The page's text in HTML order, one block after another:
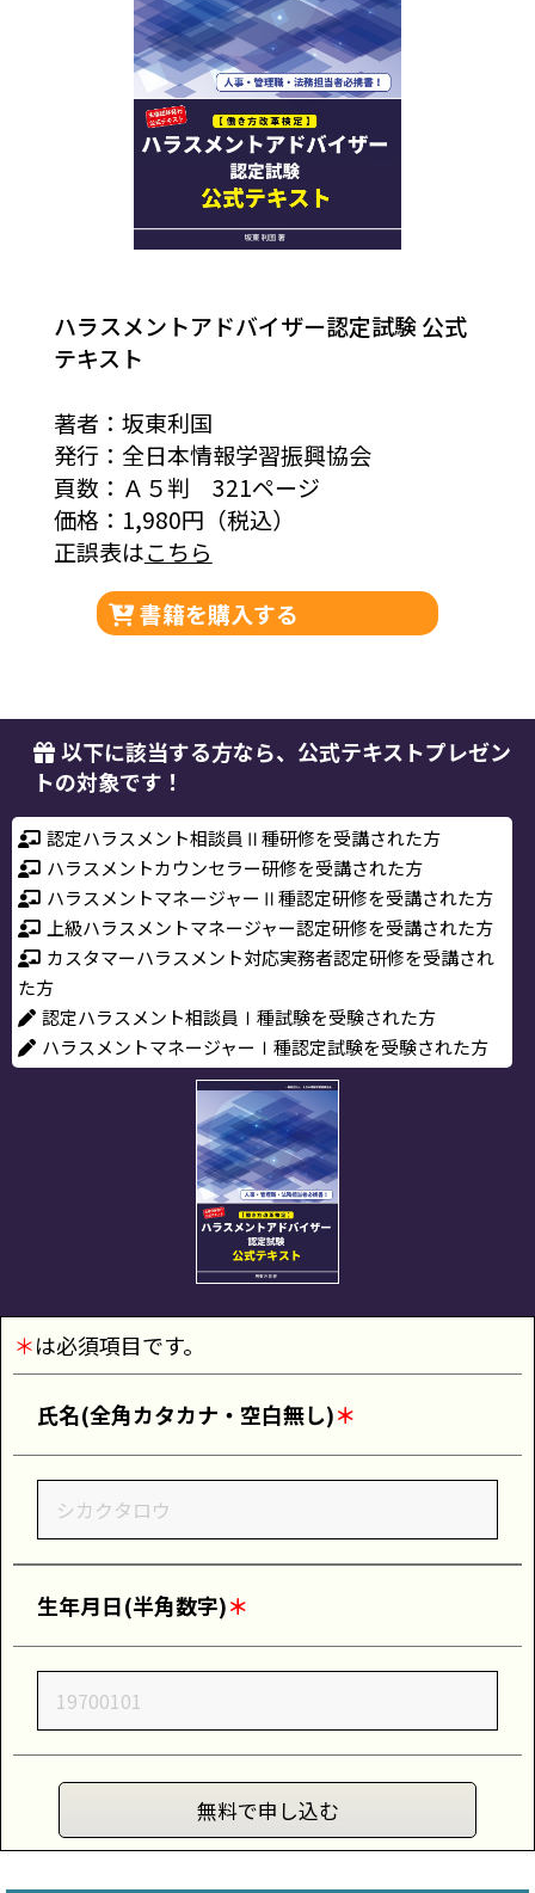
ハラスメントアドバイザー認定試験 公式
テキスト
著者：坂東利国
発行：全日本情報学習振興協会
頁数：Ａ５判 321ページ
価格：1,980円（税込）
正誤表はこちら
書籍を購入する
以下に該当する方なら、公式テキストプレゼン
トの対象です！
認定ハラスメント相談員Ⅱ種研修を受講された方
ハラスメントカウンセラー研修を受講された方
ハラスメントマネージャーⅡ種認定研修を受講された方
上級ハラスメントマネージャー認定研修を受講された方
カスタマーハラスメント対応実務者認定研修を受講され
た方
認定ハラスメント相談員Ⅰ種試験を受験された方
ハラスメントマネージャーⅠ種認定試験を受験された方
＊は必須項目です。
氏名(全角カタカナ・空白無し)＊
生年月日(半角数字)＊